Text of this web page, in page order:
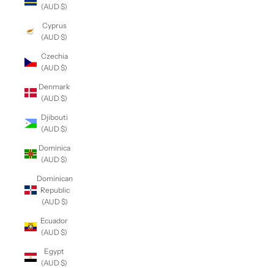
(AUD $)
Cyprus
(AUD $)
Czechia
(AUD $)
Denmark
(AUD $)
Djibouti
(AUD $)
Dominica
(AUD $)
Dominican
Republic
(AUD $)
Ecuador
(AUD $)
Egypt
(AUD $)